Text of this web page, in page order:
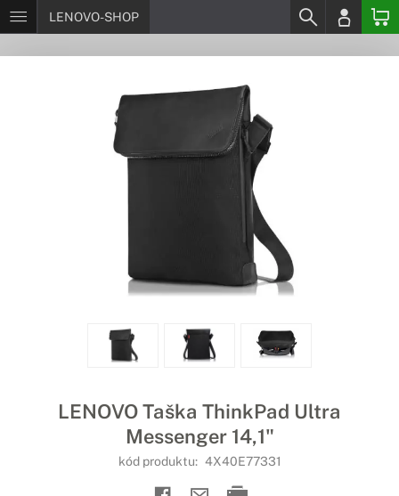
LENOVO-SHOP
LENOVO Taška ThinkPad Ultra
Messenger 14,1"
kód produktu: 4X40E77331